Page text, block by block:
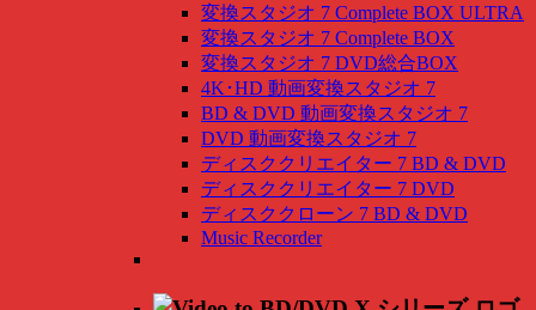
変換スタジオ 7 Complete BOX ULTRA
変換スタジオ 7 Complete BOX
変換スタジオ 7 DVD総合BOX
4K･HD 動画変換スタジオ 7
BD & DVD 動画変換スタジオ 7
DVD 動画変換スタジオ 7
ディスククリエイター 7 BD & DVD
ディスククリエイター 7 DVD
ディスククローン 7 BD & DVD
Music Recorder